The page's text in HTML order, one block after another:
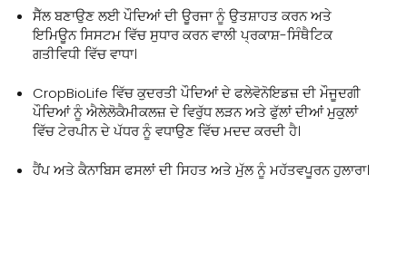
ਸੈੱਲ ਬਣਾਉਣ ਲਈ ਪੌਦਿਆਂ ਦੀ ਊਰਜਾ ਨੂੰ ਉਤਸ਼ਾਹਤ ਕਰਨ ਅਤੇ
ਇਮਿਊਨ ਸਿਸਟਮ ਵਿੱਚ ਸੁਧਾਰ ਕਰਨ ਵਾਲੀ ਪ੍ਰਕਾਸ਼-ਸਿੰਥੈਟਿਕ
ਗਤੀਵਿਧੀ ਵਿੱਚ ਵਾਧਾ।
CropBioLife ਵਿੱਚ ਕੁਦਰਤੀ ਪੌਦਿਆਂ ਦੇ ਫਲੇਵੋਨੋਇਡਜ਼ ਦੀ ਮੌਜੂਦਗੀ
ਪੌਦਿਆਂ ਨੂੰ ਐਲੇਲੋਕੈਮੀਕਲਜ਼ ਦੇ ਵਿਰੁੱਧ ਲੜਨ ਅਤੇ ਫੁੱਲਾਂ ਦੀਆਂ ਮੁਕੁਲਾਂ
ਵਿੱਚ ਟੇਰਪੀਨ ਦੇ ਪੱਧਰ ਨੂੰ ਵਧਾਉਣ ਵਿੱਚ ਮਦਦ ਕਰਦੀ ਹੈ।
ਹੈਂਪ ਅਤੇ ਕੈਨਾਬਿਸ ਫਸਲਾਂ ਦੀ ਸਿਹਤ ਅਤੇ ਮੁੱਲ ਨੂੰ ਮਹੱਤਵਪੂਰਨ ਹੁਲਾਰਾ।